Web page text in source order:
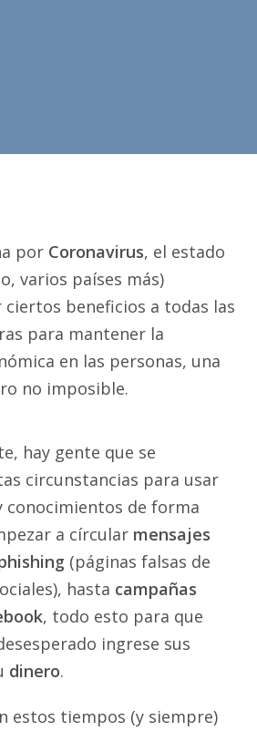
por Coronavirus, el estado
varios países más)
ciertos beneficios a todas las
para mantener la
en las personas, una
no imposible.
hay gente que se
circunstancias para usar
conocimientos de forma
a círcular mensajes
(páginas falsas de
hasta campañas
, todo esto para que
ingrese sus
dinero.
estos tiempos (y siempre)